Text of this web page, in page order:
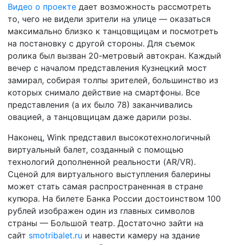
Видео о проекте дает возможность рассмотреть
то, чего не видели зрители на улице — оказаться
максимально близко к танцовщицам и посмотреть
на постановку с другой стороны. Для съемок
ролика был вызван 20-метровый автокран. Каждый
вечер с началом представления Кузнецкий мост
замирал, собирая толпы зрителей, большинство из
которых снимало действие на смартфоны. Все
представления (а их было 78) заканчивались
овацией, а танцовщицам даже дарили розы.
Наконец, Wink представил высокотехнологичный
виртуальный балет, созданный с помощью
технологий дополненной реальности (AR/VR).
Сценой для виртуального выступления балерины
может стать самая распространенная в стране
купюра. На билете Банка России достоинством 100
рублей изображен один из главных символов
страны — Большой театр. Достаточно зайти на
сайт smotribalet.ru и навести камеру на здание